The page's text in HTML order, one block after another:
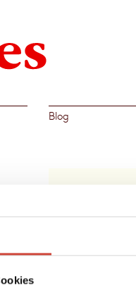
Blog